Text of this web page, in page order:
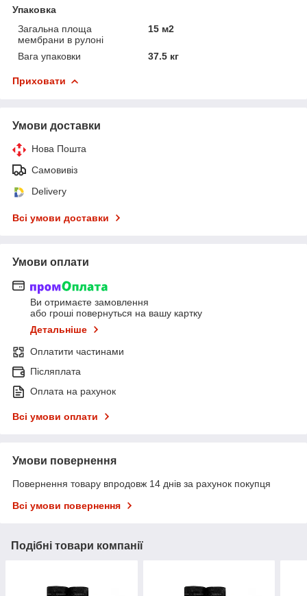
Упаковка
Загальна площа
мембрани в рулоні
15 м2
Вага упаковки 37.5 кг
Приховати
Умови доставки
Нова Пошта
Самовивіз
Delivery
Всі умови доставки
Умови оплати
Ви отримаєте замовлення
або гроші повернуться на вашу картку
Детальніше
Оплатити частинами
Післяплата
Оплата на рахунок
Всі умови оплати
Умови повернення
Повернення товару впродовж 14 днів за рахунок покупця
Всі умови повернення
Подібні товари компанії